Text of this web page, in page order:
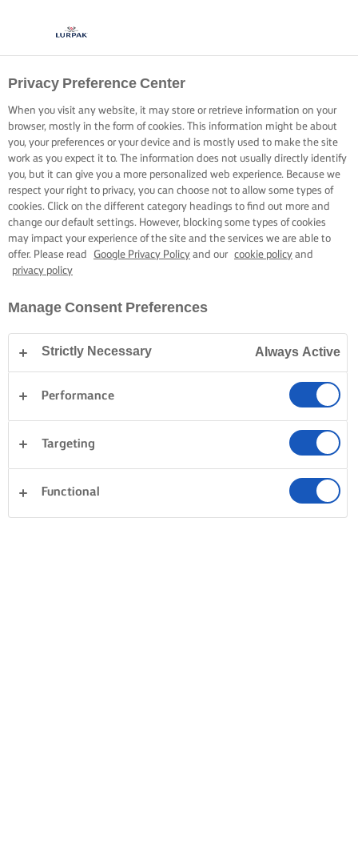
Privacy Preference Center
When you visit any website, it may store or retrieve information on your
browser, mostly in the form of cookies. This information might be about
you, your preferences or your device and is mostly used to make the site
work as you expect it to. The information does not usually directly identify
you, but it can give you a more personalized web experience. Because we
respect your right to privacy, you can choose not to allow some types of
cookies. Click on the different category headings to find out more and
change our default settings. However, blocking some types of cookies
may impact your experience of the site and the services we are able to
offer. Please read
Google Privacy Policy and our cookie policy and
privacy policy
Manage Consent Preferences
Strictly Necessary Always Active
Performance
Targeting
Functional